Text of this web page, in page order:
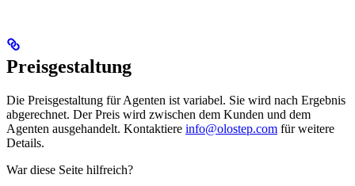
Preisgestaltung
Die Preisgestaltung für Agenten ist variabel. Sie wird nach Ergebnis
abgerechnet. Der Preis wird zwischen dem Kunden und dem
Agenten ausgehandelt. Kontaktiere info@olostep.com für weitere
Details.
War diese Seite hilfreich?